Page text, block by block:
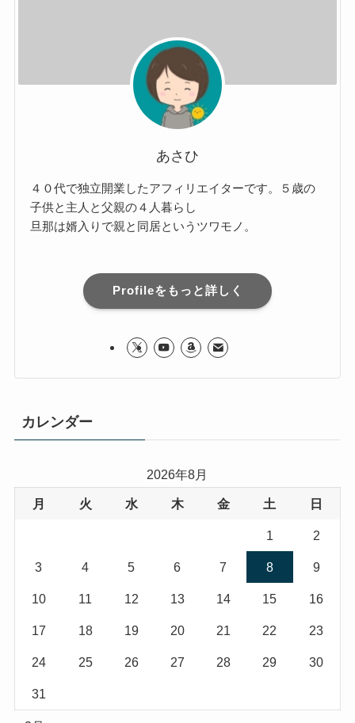
あさひ
４０代で独立開業したアフィリエイターです。５歳の
子供と主人と父親の４人暮らし
旦那は婿入りで親と同居というツワモノ。
Profileをもっと詳しく
カレンダー
2026年8月
月 火 水 木 金 土 日
1 2
3 4 5 6 7 8 9
10 11 12 13 14 15 16
17 18 19 20 21 22 23
24 25 26 27 28 29 30
31